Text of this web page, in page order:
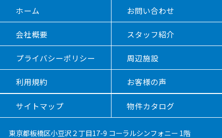
ホーム お問い合わせ
会社概要 スタッフ紹介
プライバシーポリシー 周辺施設
利用規約 お客様の声
サイトマップ 物件カタログ
東京都板橋区小豆沢２丁目17-9 コーラルシンフォニー 1階